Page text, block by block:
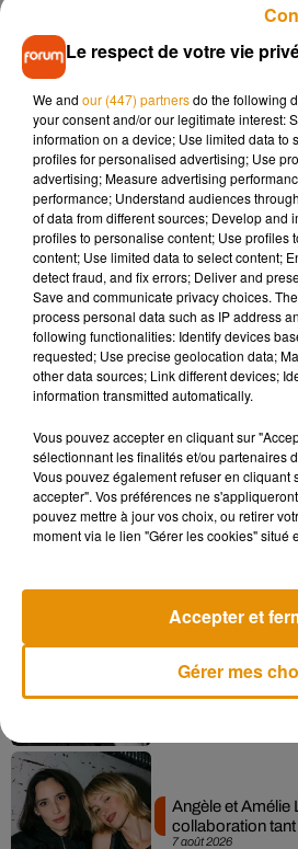
d'attraper de mauvais microbes. Il
consommateurs à se séparer du
avec un faible taux de pH.
7 août 2026
Madonna sort
Sensation » avec
7 août 2026
Angèle et Amélie
collaboration
Le respect de votre vie
We and our (447) partnersdo the following
your consent and/or our legitimate interest:
information on a device; Use limited data to
profiles for personalised advertising; Use
advertising; Measure advertising
performance; Understand audiences
of data from different sources; Develop and
profiles to personalise content; Use profiles
content; Use limited data to select content;
detect fraud, and fix errors; Deliver and
Save and communicate privacy choices.
process personal data such as IP address
following functionalities: Identify devices
requested; Use precise geolocation data;
other data sources; Link different devices;
information transmitted automatically.
Vous pouvez accepter en cliquant sur
sélectionnant les finalités et/ou partenaires
Vous pouvez également refuser en cliquant
accepter". Vos préférences ne
pouvez mettre à jour vos choix, ou retirer
moment via le lien "Gérer les cookies" situé
Gérer mes
Accepter et